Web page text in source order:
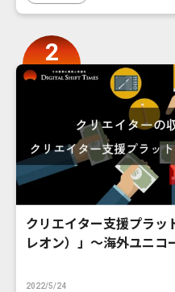
クリエイター支援プラ
レオン）」〜海外ユニコ
2022/5/24